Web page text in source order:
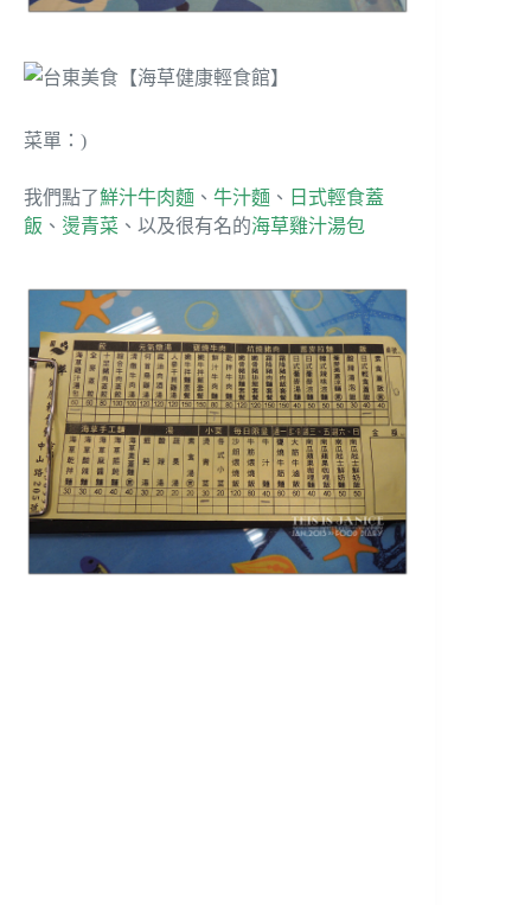
菜單：)
我們點了鮮汁牛肉麵 、 牛汁麵 、 日式輕食蓋
飯 、 燙青菜 、以及很有名的海草雞汁湯包